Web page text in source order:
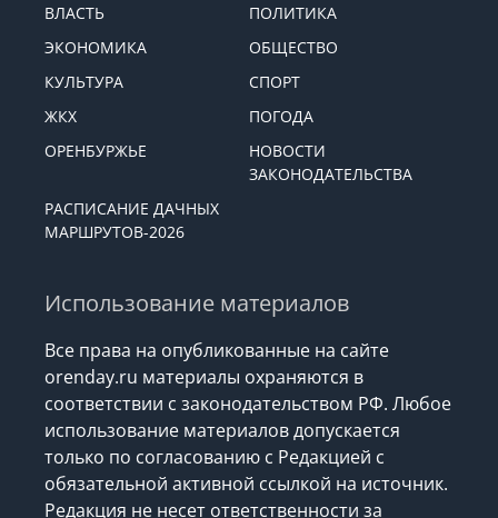
ВЛАСТЬ
ПОЛИТИКА
ЭКОНОМИКА
ОБЩЕСТВО
КУЛЬТУРА
СПОРТ
ЖКХ
ПОГОДА
ОРЕНБУРЖЬЕ
НОВОСТИ
ЗАКОНОДАТЕЛЬСТВА
РАСПИСАНИЕ ДАЧНЫХ
МАРШРУТОВ-2026
Использование материалов
Все права на опубликованные на сайте
orenday.ru материалы охраняются в
соответствии с законодательством РФ. Любое
использование материалов допускается
только по согласованию с Редакцией с
обязательной активной ссылкой на источник.
Редакция не несет ответственности за